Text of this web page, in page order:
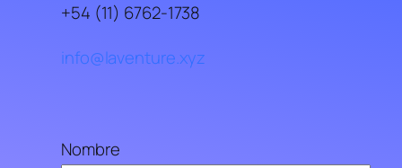
+54 (11) 6762-1738
info@laventure.xyz
Nombre